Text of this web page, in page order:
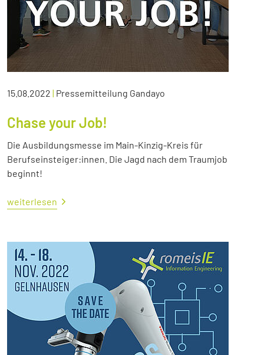
15.08.2022 | Pressemitteilung Gandayo
Chase your Job!
Die Ausbildungsmesse im Main-Kinzig-Kreis für
Berufseinsteiger:innen. Die Jagd nach dem Traumjob
beginnt!
weiterlesen